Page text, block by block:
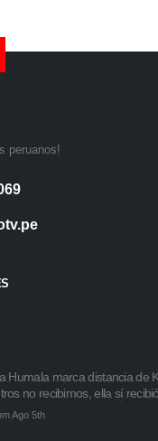
peruanos!
Humala marca distancia de
no recibimos, ella sí
Ago 5th